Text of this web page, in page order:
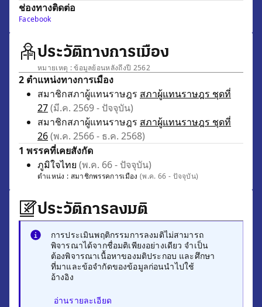
ช่องทางติดต่อ
Facebook
ประวัติทางการเมือง
หมายเหตุ : ข้อมูลย้อนหลังถึงปี 2562
2 ตำแหน่งทางการเมือง
สมาชิกสภาผู้แทนราษฎร สภาผู้แทนราษฎร ชุดที่
27(มี.ค. 2569 - ปัจจุบัน)
สมาชิกสภาผู้แทนราษฎร สภาผู้แทนราษฎร ชุดที่
26(พ.ค. 2566 - ธ.ค. 2568)
1 พรรคที่เคยสังกัด
ภูมิใจไทย (พ.ค. 66 - ปัจจุบัน)
ตำแหน่ง : สมาชิกพรรคการเมือง(พ.ค. 66 - ปัจจุบัน)
ประวัติการลงมติ
การประเมินพฤติกรรมการลงมติไม่สามารถ
พิจารณาได้จากชื่อมติเพียงอย่างเดียว จำเป็น
ต้องพิจารณาเนื้อหาของมติประกอบ และศึกษา
ที่มาและข้อจำกัดของข้อมูลก่อนนำไปใช้
อ้างอิง
อ่านรายละเอียด